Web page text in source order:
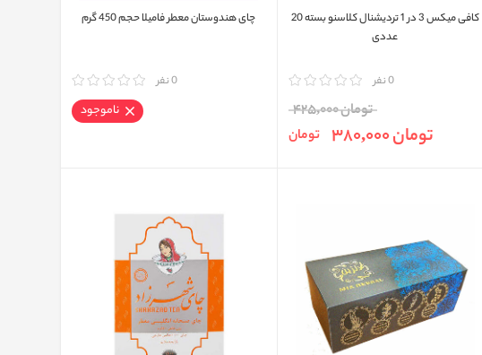
کافی میکس 3 در 1 تردیشنال کلاسنو بسته 20
عددی
0 نفر
تومان 425,000
تومان 380,000 تومان
چای هندوستان معطر فامیلا حجم 450 گرم
0 نفر
ناموجود